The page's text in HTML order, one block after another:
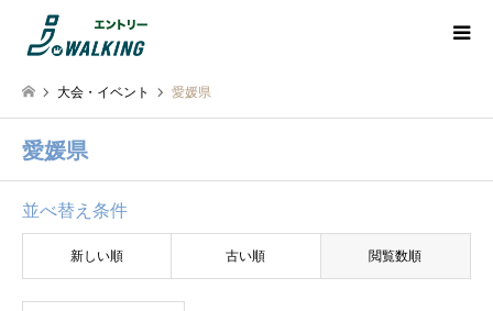
大会・イベント 愛媛県
愛媛県
並べ替え条件
新しい順 古い順 閲覧数順